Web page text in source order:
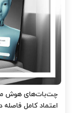
چت‌بات‌های هوش
اعتماد کامل فاصله